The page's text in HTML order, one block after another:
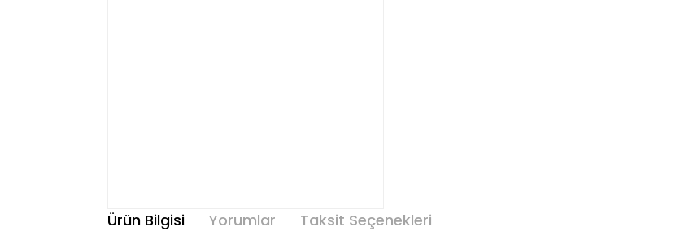
Ürün Bilgisi Yorumlar Taksit Seçenekleri